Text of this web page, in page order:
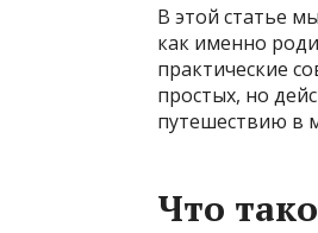
В этой статье
как именно
практические
простых, но
путешествию в
Что